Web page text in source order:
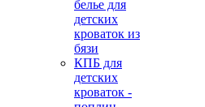
белье для
детских
кроваток из
бязи
КПБ для
детских
кроваток -